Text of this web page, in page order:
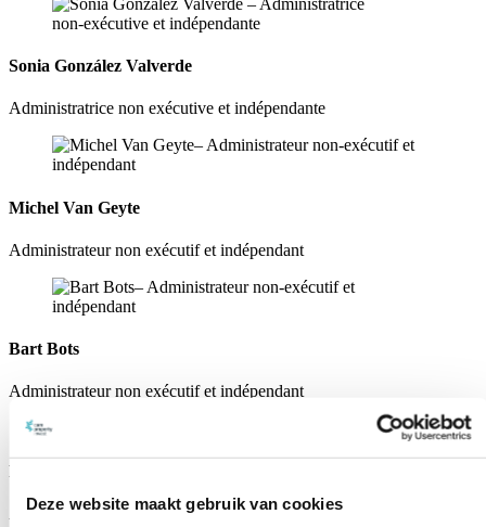
Deze website maakt gebruik van cookies
Sonia González Valverde
Administratrice non exécutive et indépendante
Michel Van Geyte
Administrateur non exécutif et indépendant
Bart Bots
Administrateur non exécutif et indépendant
Preben Bruggeman
Administrateur non exécutif et indépendant